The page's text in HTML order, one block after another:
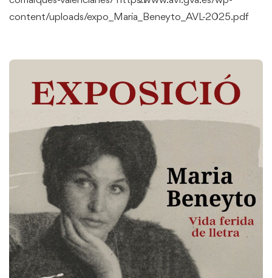
content/uploads/expo_Maria_Beneyto_AVL-2025.pdf